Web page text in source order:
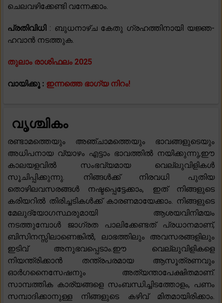
ചെലവഴിക്കേണ്ടി വന്നേക്കാം.
പ്രതിവിധി : ബുധനാഴ്ച കേതു ഗ്രഹത്തിനായി യജ്ഞ-
ഹവാൻ നടത്തുക.
തുലാം രാശിഫലം 2025
വായിക്കൂ : ഇന്നത്തെ ഭാഗ്യ നിറം!
വൃശ്ചികം
രണ്ടാമത്തെയും അഞ്ചാമത്തെയും ഭാവങ്ങളുടെയും
അധിപനായ വ്യാഴം എട്ടാം ഭാവത്തിൽ നയിക്കുന്നു,ഈ
കാലയളവിൽ സംഭവ്യമായ വെല്ലുവിളികൾ
സൂചിപ്പിക്കുന്നു. നിങ്ങൾക്ക് നിരവധി പുതിയ
തൊഴിലവസരങ്ങൾ നഷ്ടപ്പെട്ടേക്കാം, ഇത് നിങ്ങളുടെ
കരിയറിൽ തിരിച്ചടികൾക്ക് കാരണമായേക്കാം. നിങ്ങളുടെ
മേലുദ്യോഗസ്ഥരുമായി ആശയവിനിമയം
നടത്തുമ്പോൾ ജാഗ്രത പാലിക്കേണ്ടത് പ്രധാനമാണ്,
ബിസിനസ്സിലാണെങ്കിൽ, ലാഭത്തിലും അവസരങ്ങളിലും
ഇടിവ് അനുഭവപ്പെടാം.ഈ വെല്ലുവിളികളെ
നിയന്ത്രിക്കാൻ തന്ത്രപരമായ ആസൂത്രണവും
ഓർഗനൈസേഷനും അത്യന്താപേക്ഷിതമാണ്.
സാമ്പത്തിക കാര്യങ്ങളെ സംബന്ധിച്ചിടത്തോളം, പണം
സമ്പാദിക്കാനുള്ള നിങ്ങളുടെ കഴിവ് മിതമായിരിക്കാം.